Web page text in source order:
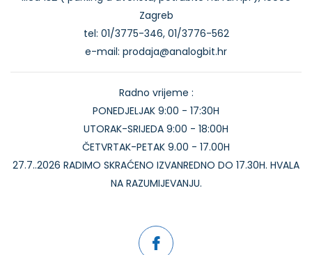
Zagreb
tel: 01/3775-346, 01/3776-562
e-mail: prodaja@analogbit.hr
Radno vrijeme :
PONEDJELJAK 9:00 - 17:30H
UTORAK-SRIJEDA 9:00 - 18:00H
ČETVRTAK-PETAK 9.00 - 17.00H
27.7..2026 RADIMO SKRAĆENO IZVANREDNO DO 17.30H. HVALA
NA RAZUMIJEVANJU.